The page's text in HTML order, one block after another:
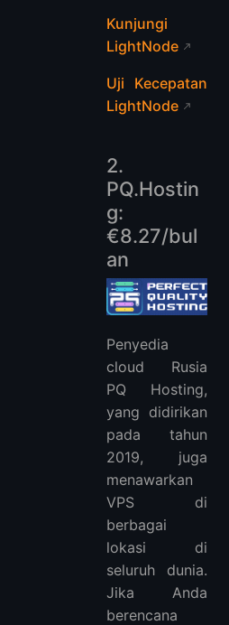
Kunjungi
LightNode
Uji Kecepatan
LightNode
2.
PQ.Hostin
g:
€8.27/bul
an
Penyedia
cloud Rusia
PQ Hosting,
yang didirikan
pada tahun
2019, juga
menawarkan
VPS di
berbagai
lokasi di
seluruh dunia.
Jika Anda
berencana